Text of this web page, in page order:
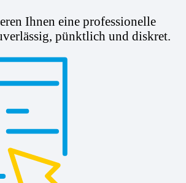
Ihnen eine professionelle
pünktlich und diskret.